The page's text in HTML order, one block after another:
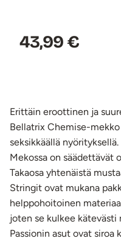
Hinta:
43,99 €
Erittäin eroottinen ja
Bellatrix Chemise-
seksikkäällä nyörityksellä.
Mekossa on säädettävät
Takaosa yhtenäistä
Stringit ovat mukana
helppohoitoinen
joten se kulkee kätevästi
Passionin asut ovat siroa